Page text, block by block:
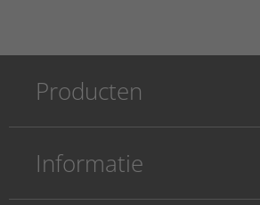
Producten
Informatie